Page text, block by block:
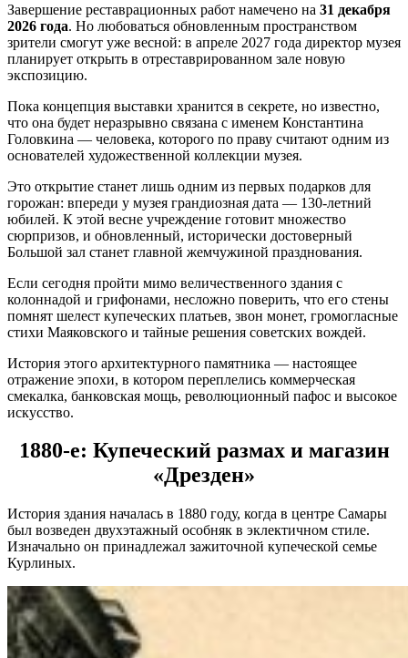
Завершение реставрационных работ намечено на 31 декабря
2026 года. Но любоваться обновленным пространством
зрители смогут уже весной: в апреле 2027 года директор музея
планирует открыть в отреставрированном зале новую
экспозицию.
Пока концепция выставки хранится в секрете, но известно,
что она будет неразрывно связана с именем Константина
Головкина — человека, которого по праву считают одним из
основателей художественной коллекции музея.
Это открытие станет лишь одним из первых подарков для
горожан: впереди у музея грандиозная дата — 130-летний
юбилей. К этой весне учреждение готовит множество
сюрпризов, и обновленный, исторически достоверный
Большой зал станет главной жемчужиной празднования.
Если сегодня пройти мимо величественного здания с
колоннадой и грифонами, несложно поверить, что его стены
помнят шелест купеческих платьев, звон монет, громогласные
стихи Маяковского и тайные решения советских вождей.
История этого архитектурного памятника — настоящее
отражение эпохи, в котором переплелись коммерческая
смекалка, банковская мощь, революционный пафос и высокое
искусство.
1880-е: Купеческий размах и магазин
«Дрезден»
История здания началась в 1880 году, когда в центре Самары
был возведен двухэтажный особняк в эклектичном стиле.
Изначально он принадлежал зажиточной купеческой семье
Курлиных.